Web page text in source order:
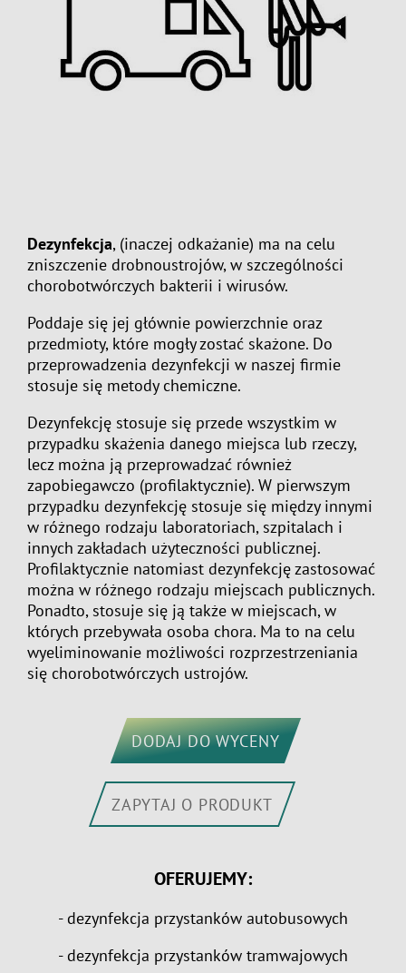
Dezynfekcja, (inaczej odkażanie) ma na celu
zniszczenie drobnoustrojów, w szczególności
chorobotwórczych bakterii i wirusów.
Poddaje się jej głównie powierzchnie oraz
przedmioty, które mogły zostać skażone. Do
przeprowadzenia dezynfekcji w naszej firmie
stosuje się metody chemiczne.
Dezynfekcję stosuje się przede wszystkim w
przypadku skażenia danego miejsca lub rzeczy,
lecz można ją przeprowadzać również
zapobiegawczo (profilaktycznie). W pierwszym
przypadku dezynfekcję stosuje się między innymi
w różnego rodzaju laboratoriach, szpitalach i
innych zakładach użyteczności publicznej.
Profilaktycznie natomiast dezynfekcję zastosować
można w różnego rodzaju miejscach publicznych.
Ponadto, stosuje się ją także w miejscach, w
których przebywała osoba chora. Ma to na celu
wyeliminowanie możliwości rozprzestrzeniania
się chorobotwórczych ustrojów.
DODAJ DO WYCENY
ZAPYTAJ O PRODUKT
OFERUJEMY:
- dezynfekcja przystanków autobusowych
- dezynfekcja przystanków tramwajowych